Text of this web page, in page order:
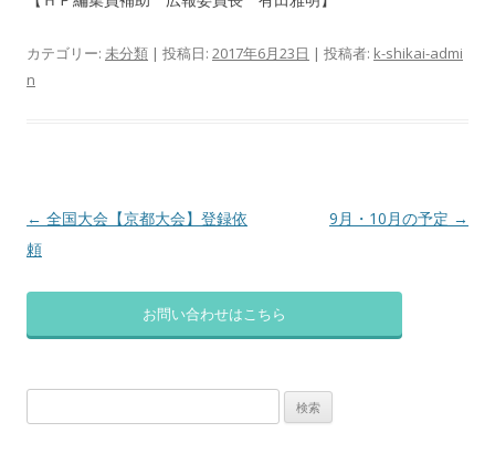
カテゴリー: 未分類 | 投稿日: 2017年6月23日 | 投稿者: k-shikai-admi
n
投
稿
ゲ
← 全国大会【京都大会】登録依
頼
9月・10月の予定 →
お問い合わせはこちら
索: